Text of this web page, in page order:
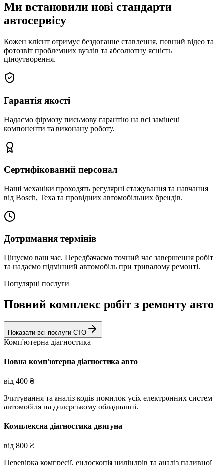
Ми встановили нові стандарти
автосервісу
Кожен клієнт отримує бездоганне ставлення, повний відео та
фотозвіт проблемних вузлів та абсолютну ясність
ціноутворення.
Гарантія якості
Надаємо фірмову письмову гарантію на всі замінені
компоненти та виконану роботу.
Сертифікований персонал
Наші механіки проходять регулярні стажування та навчання
від Bosch, Texa та провідних автомобільних брендів.
Дотримання термінів
Цінуємо ваш час. Передбачаємо точний час завершення робіт
та надаємо підмінний автомобіль при тривалому ремонті.
Популярні послуги
Повний комплекс робіт з ремонту авто
Показати всі послуги СТО
Комп'ютерна діагностика
Повна комп'ютерна діагностика авто
від 400 ₴
Зчитування та аналіз кодів помилок усіх електронних систем
автомобіля на дилерському обладнанні.
Комплексна діагностика двигуна
від 800 ₴
Перевірка компресії, ендоскопія циліндрів та аналіз паливної